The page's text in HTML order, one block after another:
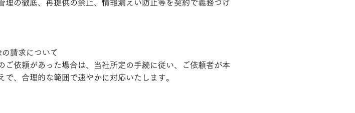
の徹底、再提供の禁止、情報漏えい防止等を契約で義務づけ
請求について
依頼があった場合は、当社所定の手続に従い、ご依頼者が本
、合理的な範囲で速やかに対応いたします。